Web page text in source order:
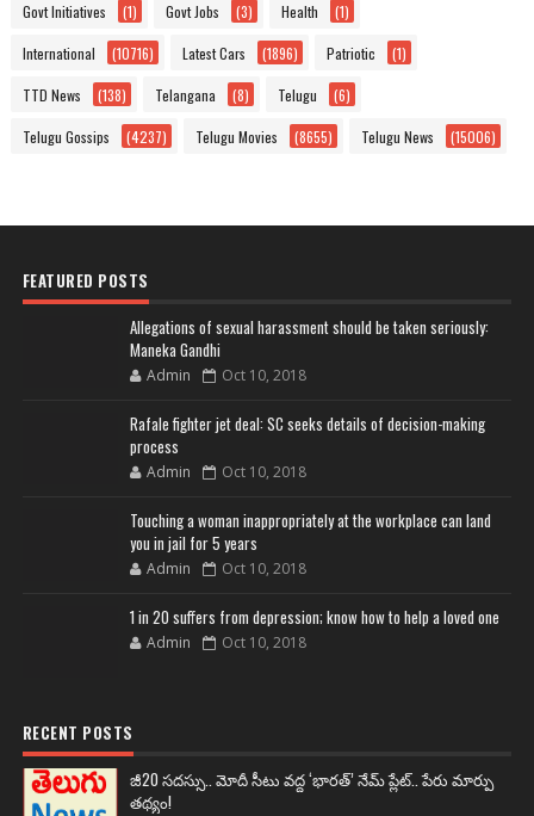
Govt Initiatives (1) Govt Jobs (3) Health (1)
International (10716) Latest Cars (1896) Patriotic (1)
TTD News (138) Telangana (8) Telugu (6)
Telugu Gossips (4237) Telugu Movies (8655) Telugu News (15006)
FEATURED POSTS
Allegations of sexual harassment should be taken seriously:
Maneka Gandhi
Admin Oct 10, 2018
Rafale fighter jet deal: SC seeks details of decision-making
process
Admin Oct 10, 2018
Touching a woman inappropriately at the workplace can land
you in jail for 5 years
Admin Oct 10, 2018
1 in 20 suffers from depression; know how to help a loved one
Admin Oct 10, 2018
RECENT POSTS
జీ20 సదస్సు.. మోదీ సీటు వద్ద ‘భారత్’ నేమ్ ప్లేట్‌.. పేరు మార్పు
తథ్యం!